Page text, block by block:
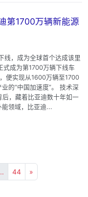
第1700万辆新能源
线，成为全球首个达成该里
式成为第1700万辆下线车
便实现从1600万辆至1700
的“中国加速度”。 技术深
后，藏着比亚迪数十年如一
能领域，比亚迪...
44 »